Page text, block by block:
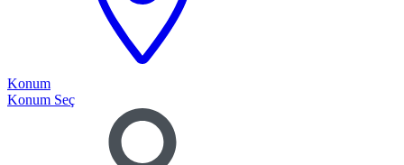
Konum
Konum Seç